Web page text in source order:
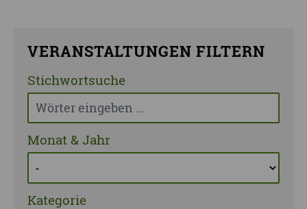
VERANSTALTUNGEN FILTERN
Stichwortsuche
Monat & Jahr
Kategorie